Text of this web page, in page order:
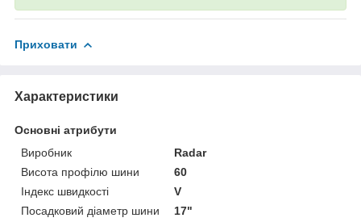
Приховати
Характеристики
Основні атрибути
Виробник
Radar
Висота профілю шини
60
Індекс швидкості
V
Посадковий діаметр шини
17"